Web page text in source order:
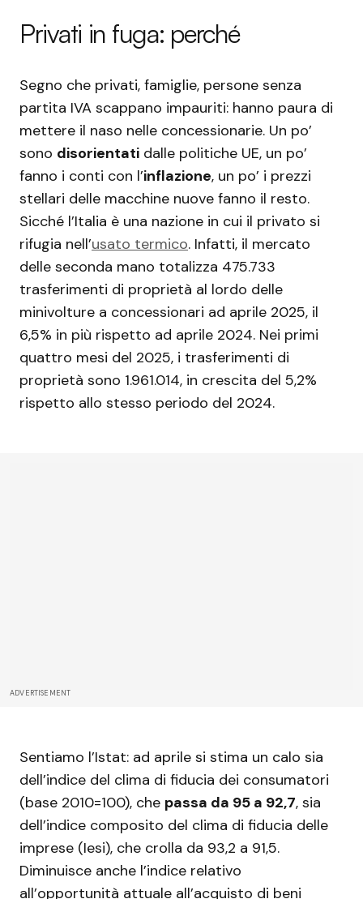
Privati in fuga: perché
Segno che privati, famiglie, persone senza
partita IVA scappano impauriti: hanno paura di
mettere il naso nelle concessionarie. Un po’
sono disorientati dalle politiche UE, un po’
fanno i conti con l’inflazione, un po’ i prezzi
stellari delle macchine nuove fanno il resto.
Sicché l’Italia è una nazione in cui il privato si
rifugia nell’usato termico. Infatti, il mercato
delle seconda mano totalizza 475.733
trasferimenti di proprietà al lordo delle
minivolture a concessionari ad aprile 2025, il
6,5% in più rispetto ad aprile 2024. Nei primi
quattro mesi del 2025, i trasferimenti di
proprietà sono 1.961.014, in crescita del 5,2%
rispetto allo stesso periodo del 2024.
ADVERTISEMENT
Sentiamo l’Istat: ad aprile si stima un calo sia
dell’indice del clima di fiducia dei consumatori
(base 2010=100), che passa da 95 a 92,7, sia
dell’indice composito del clima di fiducia delle
imprese (Iesi), che crolla da 93,2 a 91,5.
Diminuisce anche l’indice relativo
all’opportunità attuale all’acquisto di beni